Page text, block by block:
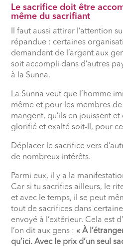
Le sacrifice doit être
même du sacrifiant
Il faut aussi attirer l’attention
répandue : certaines
demandent de l’argent aux
soit accompli dans d’autres
à la Sunna.
La Sunna veut que l’homme
même et pour les membres de
mangent, qu’ils en jouissent
glorifié et exalté soit-Il, pour
Déplacer le sacrifice vers
de nombreux intérêts.
Parmi eux, il y a la
Car si tu sacrifies ailleurs, le
et avec le temps, il se peut
tout de sacrifices dans
envoyé à l’extérieur. Cela est
l’on dit aux gens : « À
qu’ici. Avec le prix d’un seul